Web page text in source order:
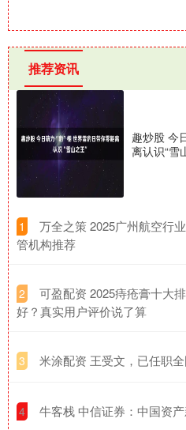
推荐资讯
趣炒股 今
离认识“雪
1
万全之策 2025广州航空行
管机构推荐
2
可盈配资 2025痔疮膏十大
好？真实用户评价说了算
3 米涂配资 王受文，已任职
4 牛客栈 中信证券：中国资